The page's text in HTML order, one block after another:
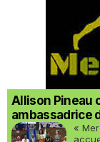
Allison Pineau
ambassadrice
«